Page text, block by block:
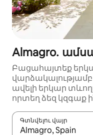
Almagro․
Բացահայտեք
ավելի երկար
որտեղ ձեզ կզգաք
Գտնվելու վայր
Երբ